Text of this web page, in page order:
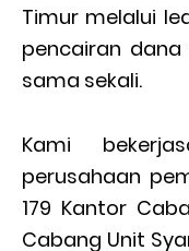
Timur melalui
pencairan
sama sekali.
Kami
perusahaan
179 Kantor
Cabang Unit